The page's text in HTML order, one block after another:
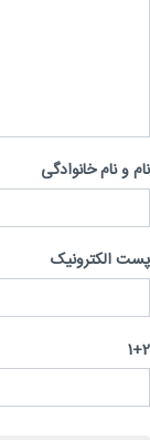
و نام خانوادگی
الکترونیک